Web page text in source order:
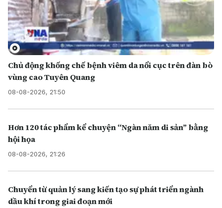
Chủ động khống chế bệnh viêm da nổi cục trên đàn bò
vùng cao Tuyên Quang
08-08-2026, 21:50
Hơn 120 tác phẩm kể chuyện “Ngàn năm di sản” bằng
hội họa
08-08-2026, 21:26
Chuyển từ quản lý sang kiến tạo sự phát triển ngành
dầu khí trong giai đoạn mới